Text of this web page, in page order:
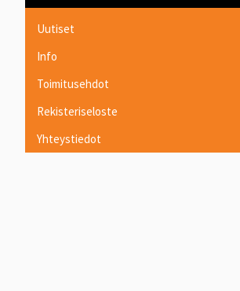
Uutiset
Info
Toimitusehdot
Rekisteriseloste
Yhteystiedot